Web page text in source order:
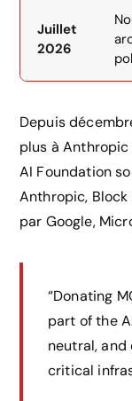
Juillet
2026
Depuis
plus à
AI Foundation
Anthropic,
par Google,
“Donating
part of the
neutral,
critical